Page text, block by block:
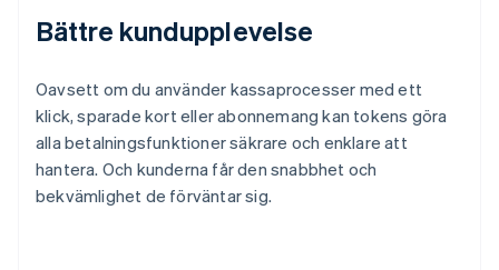
Bättre kundupplevelse
Oavsett om du använder kassaprocesser med ett
klick, sparade kort eller abonnemang kan tokens göra
alla betalningsfunktioner säkrare och enklare att
hantera. Och kunderna får den snabbhet och
bekvämlighet de förväntar sig.